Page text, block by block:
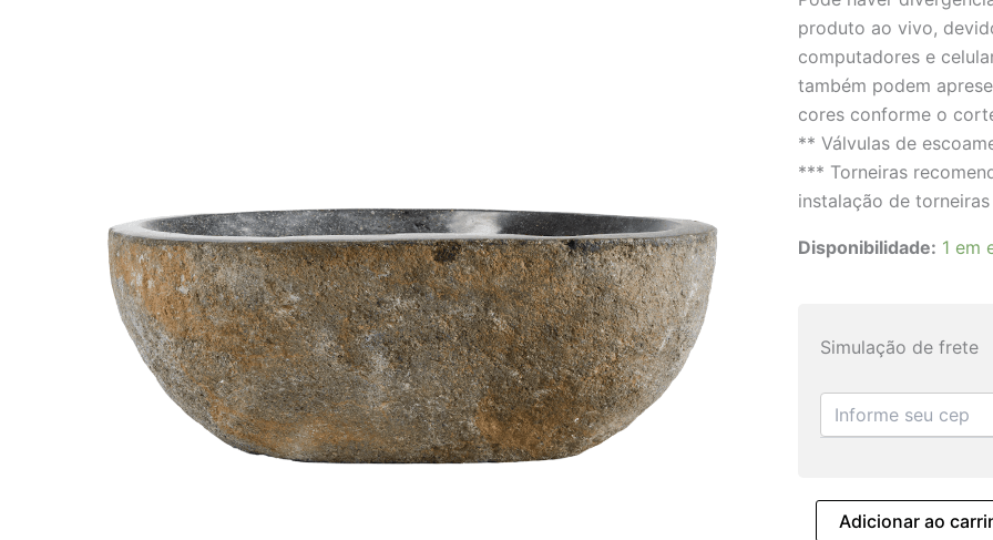
produto ao vivo,
computadores e
também podem
cores conforme o
** Válvulas de
*** Torneiras
instalação de
Disponibilidade: 1 em
Simulação de frete
Adicionar ao